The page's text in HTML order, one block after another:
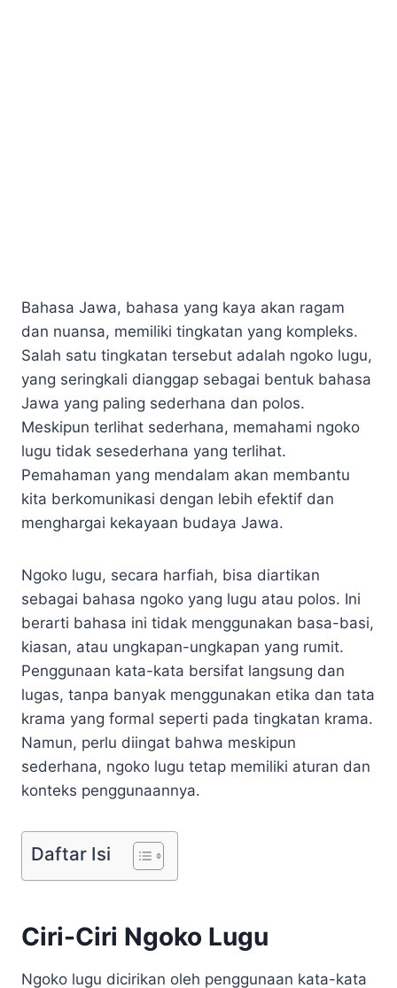
Bahasa Jawa, bahasa yang kaya akan ragam
dan nuansa, memiliki tingkatan yang kompleks.
Salah satu tingkatan tersebut adalah ngoko lugu,
yang seringkali dianggap sebagai bentuk bahasa
Jawa yang paling sederhana dan polos.
Meskipun terlihat sederhana, memahami ngoko
lugu tidak sesederhana yang terlihat.
Pemahaman yang mendalam akan membantu
kita berkomunikasi dengan lebih efektif dan
menghargai kekayaan budaya Jawa.
Ngoko lugu, secara harfiah, bisa diartikan
sebagai bahasa ngoko yang lugu atau polos. Ini
berarti bahasa ini tidak menggunakan basa-basi,
kiasan, atau ungkapan-ungkapan yang rumit.
Penggunaan kata-kata bersifat langsung dan
lugas, tanpa banyak menggunakan etika dan tata
krama yang formal seperti pada tingkatan krama.
Namun, perlu diingat bahwa meskipun
sederhana, ngoko lugu tetap memiliki aturan dan
konteks penggunaannya.
Daftar Isi
Ciri-Ciri Ngoko Lugu
Ngoko lugu dicirikan oleh penggunaan kata-kata